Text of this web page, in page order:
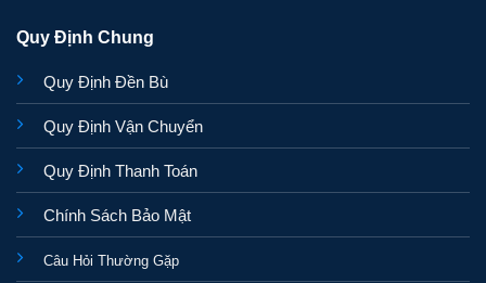
Quy Định Chung
Quy Định Đền Bù
Quy Định Vận Chuyển
Quy Định Thanh Toán
Chính Sách Bảo Mật
Câu Hỏi Thường Gặp